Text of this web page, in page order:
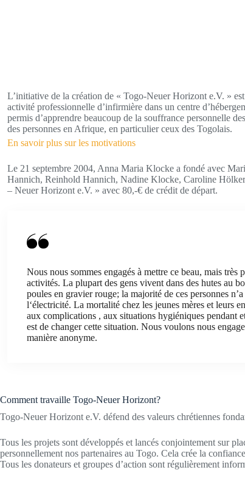
L’initiative de la création de « Togo-Neuer Horizont e.V. »
activité professionnelle d’infirmière dans un centre
permis d’apprendre beaucoup de la souffrance personnelle
des personnes en Afrique, en particulier ceux des Togolais.
En savoir plus sur les motivations
Le 21 septembre 2004, Anna Maria Klocke a fondé avec
Hannich, Reinhold Hannich, Nadine Klocke, Caroline
– Neuer Horizont e.V. » avec 80,-€ de crédit de départ.
Nous nous sommes engagés à mettre ce beau, mais très
activités. La plupart des gens vivent dans des hutes au
poules en gravier rouge; la majorité de ces personnes
l‘électricité. La mortalité chez les jeunes mères et leurs
aux complications , aux situations hygiéniques pendant
est de changer cette situation. Nous voulons nous
manière anonyme.
Comment travaille Togo-Neuer Horizont?
Togo-Neuer Horizont e.V. défend des valeurs chrétiennes
Tous les projets sont développés et lancés conjointement sur
personnellement nos partenaires au Togo. Cela crée la
Tous les donateurs et groupes d’action sont régulièrement